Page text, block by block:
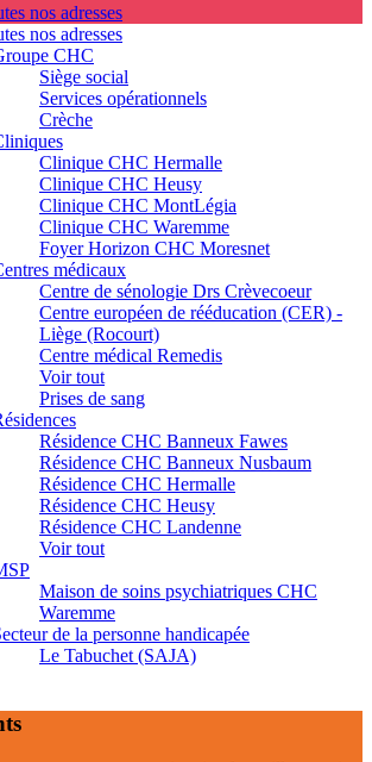
nos adresses
nos adresses
CHC
Siège social
Services opérationnels
Crèche
Clinique CHC Hermalle
Clinique CHC Heusy
Clinique CHC MontLégia
Clinique CHC Waremme
Foyer Horizon CHC Moresnet
médicaux
Centre de sénologie Drs Crèvecoeur
Centre européen de rééducation (CER) -
Liège (Rocourt)
Centre médical Remedis
Voir tout
Prises de sang
Résidence CHC Banneux Fawes
Résidence CHC Banneux Nusbaum
Résidence CHC Hermalle
Résidence CHC Heusy
Résidence CHC Landenne
Voir tout
Maison de soins psychiatriques CHC
Waremme
de la personne handicapée
Le Tabuchet (SAJA)